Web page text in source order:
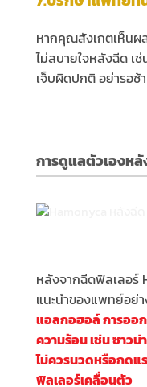
หากคุณสังเกตเห็นผ
ไม่สบายใจหลังฉีด เ
เจ็บผิดปกติ อย่ารอ
การดูแลตัวเองหลั
หลังจากฉีดฟิลเลอร์
แนะนำของแพทย์อย่า
แอลกอฮอล์ การออ
ความร้อน เช่น ซาว
ไม่ควรนวดหรือกดแ
ฟิลเลอร์เคลื่อนตัว